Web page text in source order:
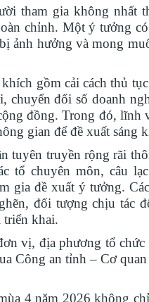
tham gia không nhất
chỉnh. Một ý tưởng
ảnh hưởng và mong
gồm cải cách thủ
chuyển đổi số doanh
đồng. Trong đó,
gian để đề xuất sáng
tuyên truyền rộng rãi
tổ chuyên môn, câu
gia đề xuất ý tưởng.
đối tượng chịu tác
triển khai.
vị, địa phương tổ
Công an tỉnh – Cơ
4 năm 2026 không